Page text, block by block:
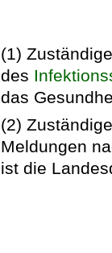
(1)
des
das
(2)
Meldungen
ist die